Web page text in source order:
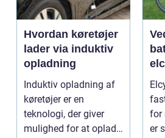
Hvordan køretøjer
lader via induktiv
opladning
Induktiv opladning af
køretøjer er en
teknologi, der giver
mulighed for at oplade
for
er